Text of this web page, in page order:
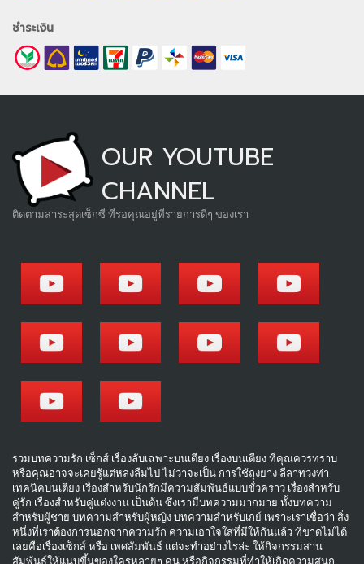
ชำระเงิน
OUR YOUTUBE
CHANNEL
ติดตามสาระสุดเซ็กซี่ ที่รอคุณอยู่ที่รายการดีๆ ของเรา
รวมบทความรัก เซ็กส์ เรื่องลับเฉพาะบนเตียง เรื่องบนเตียง ที่คุณควรทราบ
หรือคุณอาจจะเคยรู้แต่หลงลืมไป ไม่ว่าจะเป็น การใช้ถุงยาง ลีลาทวงท่า
เทคนิคบนเตียง เรื่องสำหรับนักรักมีความสัมพันธ์แบบชั่วคราว เรื่องสำหรับ
คู่รัก เรื่องสำหรับคู่แต่งงาน เป็นต้น ซึ่งเรามีบทความมากมาย ทั้งบทความ
สำหรับผู้ชาย บทความสำหรับผู้หญิง บทความสำหรับเกย์ เพราะเราเชื่อว่า สิ่ง
หนึ่งที่เราต้องการนอกจากความรัก ความเอาใจใส่ที่มีให้กันแล้ว ที่ขาดไม่ได้
เลยคือเรื่องเซ็กส์ หรือ เพศสัมพันธ์ แต่จะทำอย่างไรล่ะ ให้กิจกรรมสาน
สัมพันธ์ให้แนบขึ้นของใครหลายๆ คน หรือกิจกรรมที่ทำให้เกิดความสนุก